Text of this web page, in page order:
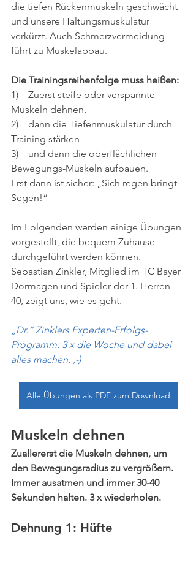
die tiefen Rückenmuskeln geschwächt
und unsere Haltungsmuskulatur
verkürzt. Auch Schmerzvermeidung
führt zu Muskelabbau.
Die Trainingsreihenfolge muss heißen:
1)    Zuerst steife oder verspannte
Muskeln dehnen,
2)    dann die Tiefenmuskulatur durch
Training stärken
3)    und dann die oberflächlichen
Bewegungs-Muskeln aufbauen.
Erst dann ist sicher: „Sich regen bringt
Segen!“
Im Folgenden werden einige Übungen
vorgestellt, die bequem Zuhause
durchgeführt werden können.
Sebastian Zinkler, Mitglied im TC Bayer
Dormagen und Spieler der 1. Herren
40, zeigt uns, wie es geht.
„Dr.“ Zinklers Experten-Erfolgs-
Programm: 3 x die Woche und dabei
alles machen. ;-)
Alle Übungen als PDF zum Download
Muskeln dehnen
Zuallererst die Muskeln dehnen, um
den Bewegungsradius zu vergrößern.
Immer ausatmen und immer 30-40
Sekunden halten. 3 x wiederholen.
Dehnung 1: Hüfte